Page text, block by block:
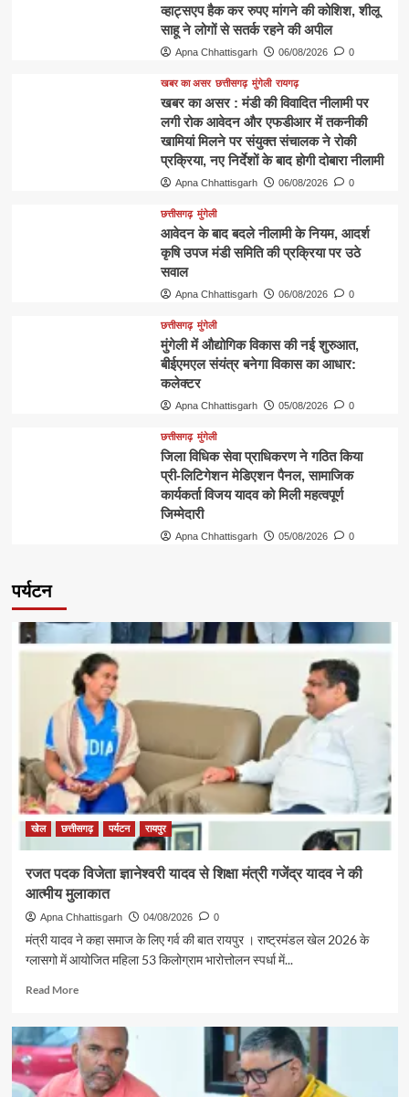
व्हाट्सएप हैक कर रुपए मांगने की कोशिश, शीलू
साहू ने लोगों से सतर्क रहने की अपील
Apna Chhattisgarh 06/08/2026 0
खबर का असर छत्तीसगढ़ मुंगेली रायगढ़
खबर का असर : मंडी की विवादित नीलामी पर
लगी रोक आवेदन और एफडीआर में तकनीकी
खामियां मिलने पर संयुक्त संचालक ने रोकी
प्रक्रिया, नए निर्देशों के बाद होगी दोबारा नीलामी
Apna Chhattisgarh 06/08/2026 0
छत्तीसगढ़ मुंगेली
आवेदन के बाद बदले नीलामी के नियम, आदर्श
कृषि उपज मंडी समिति की प्रक्रिया पर उठे
सवाल
Apna Chhattisgarh 06/08/2026 0
छत्तीसगढ़ मुंगेली
मुंगेली में औद्योगिक विकास की नई शुरुआत,
बीईएमएल संयंत्र बनेगा विकास का आधार:
कलेक्टर
Apna Chhattisgarh 05/08/2026 0
छत्तीसगढ़ मुंगेली
जिला विधिक सेवा प्राधिकरण ने गठित किया
प्री-लिटिगेशन मेडिएशन पैनल, सामाजिक
कार्यकर्ता विजय यादव को मिली महत्वपूर्ण
जिम्मेदारी
Apna Chhattisgarh 05/08/2026 0
पर्यटन
खेल छत्तीसगढ़ पर्यटन रायपुर
रजत पदक विजेता ज्ञानेश्वरी यादव से शिक्षा मंत्री गजेंद्र यादव ने की
आत्मीय मुलाकात
Apna Chhattisgarh 04/08/2026 0
मंत्री यादव ने कहा समाज के लिए गर्व की बात रायपुर । राष्ट्रमंडल खेल 2026 के
ग्लासगो में आयोजित महिला 53 किलोग्राम भारोत्तोलन स्पर्धा में...
Read MoreRead
रजत
पदक
विजेता
ज्ञानेश्वरी